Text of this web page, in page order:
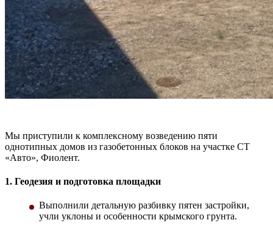
Мы приступили к комплексному возведению пяти
однотипных домов из газобетонных блоков на участке СТ
«Авто», Фиолент.
1. Геодезия и подготовка площадки
Выполнили детальную разбивку пятен застройки,
учли уклоны и особенности крымского грунта.